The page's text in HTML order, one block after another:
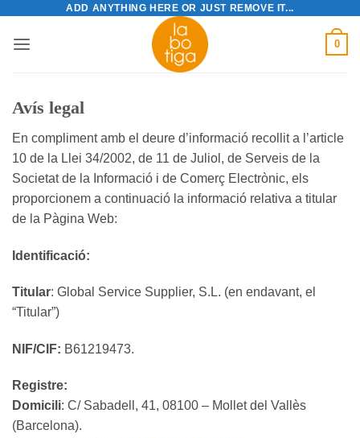
content
ADD ANYTHING HERE OR JUST REMOVE IT...
0
Avís legal
En compliment amb el deure d’informació recollit a l’article
10 de la Llei 34/2002, de 11 de Juliol, de Serveis de la
Societat de la Informació i de Comerç Electrònic, els
proporcionem a continuació la informació relativa a titular
de la Pàgina Web:
Identificació:
Titular: Global Service Supplier, S.L. (en endavant, el
“Titular”)
NIF/CIF: B61219473.
Registre:
Domicili: C/ Sabadell, 41, 08100 – Mollet del Vallès
(Barcelona).